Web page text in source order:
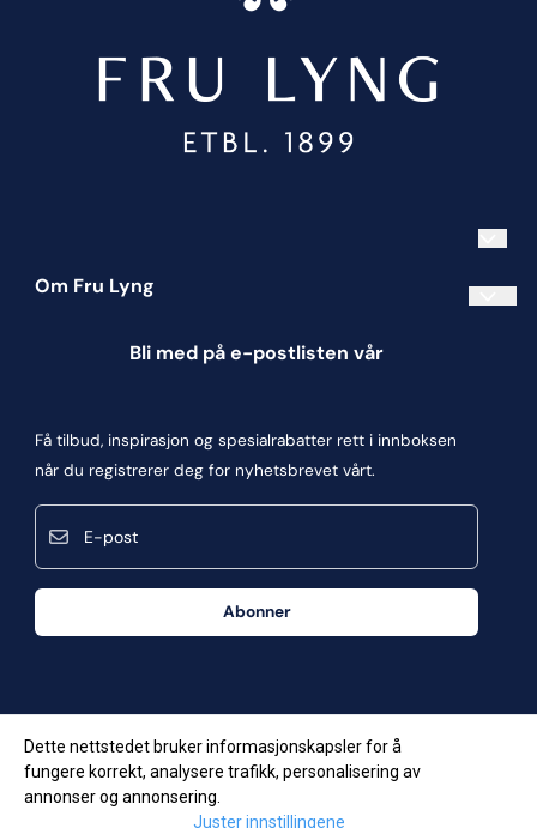
Om Fru Lyng
Informasjonskapsler
Kontakt oss
Kjøpsbetingelser
Frakt og retur
Våre butikker
Bli med på e-postlisten vår
Få tilbud, inspirasjon og spesialrabatter rett i innboksen
når du registrerer deg for nyhetsbrevet vårt.
Abonner
Dette nettstedet bruker informasjonskapsler for å
fungere korrekt, analysere trafikk, personalisering av
annonser og annonsering.
Juster innstillingene